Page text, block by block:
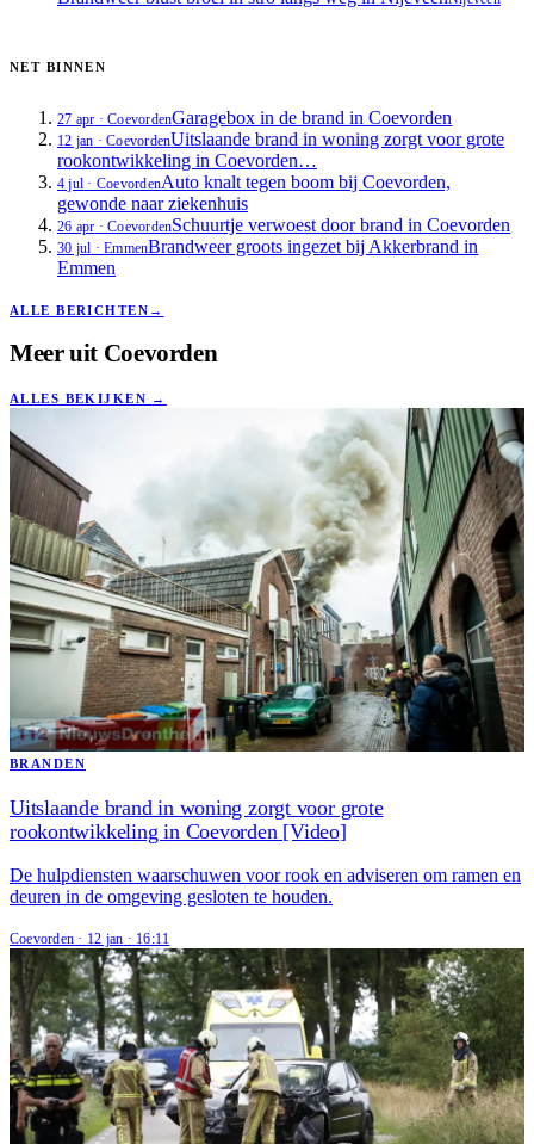
NET BINNEN
27 apr ·CoevordenGaragebox in de brand in Coevorden
12 jan ·CoevordenUitslaande brand in woning zorgt voor grote
rookontwikkeling in Coevorden…
4 jul · CoevordenAuto knalt tegen boom bij Coevorden,
gewonde naar ziekenhuis
26 apr ·CoevordenSchuurtje verwoest door brand in Coevorden
30 jul ·EmmenBrandweer groots ingezet bij Akkerbrand in
Emmen
ALLE BERICHTEN →
Meer uit Coevorden
ALLES BEKIJKEN →
BRANDEN
Uitslaande brand in woning zorgt voor grote
rookontwikkeling in Coevorden [Video]
De hulpdiensten waarschuwen voor rook en adviseren om ramen en
deuren in de omgeving gesloten te houden.
Coevorden · 12 jan · 16:11